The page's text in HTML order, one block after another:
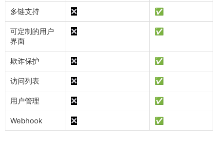
多链支持 ❌ ✅
可定制的用户
界面
❌ ✅
欺诈保护 ❌ ✅
访问列表 ❌ ✅
用户管理 ❌ ✅
Webhook ❌ ✅